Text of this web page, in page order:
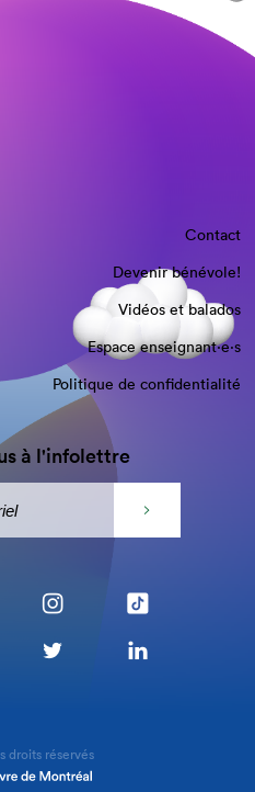
Contact
Devenir bénévole!
Vidéos et balados
Espace enseignant·e⋅s
Politique de confidentialité
à l'infolettre
droits réservés